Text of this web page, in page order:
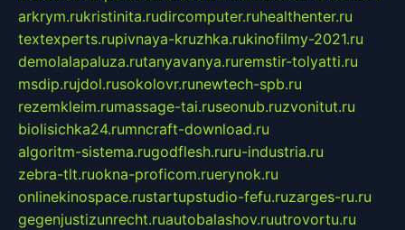
arkrym.rukristinita.rudircomputer.ruhealthenter.ru
textexperts.rupivnaya-kruzhka.rukinofilmy-2021.ru
demolalapaluza.rutanyavanya.ruremstir-tolyatti.ru
msdip.rujdol.rusokolovr.runewtech-spb.ru
rezemkleim.rumassage-tai.ruseonub.ruzvonitut.ru
biolisichka24.rumncraft-download.ru
algoritm-sistema.rugodflesh.ruru-industria.ru
zebra-tlt.ruokna-proficom.ruerynok.ru
onlinekinospace.rustartupstudio-fefu.ruzarges-ru.ru
gegenjustizunrecht.ruautobalashov.ruutrovortu.ru